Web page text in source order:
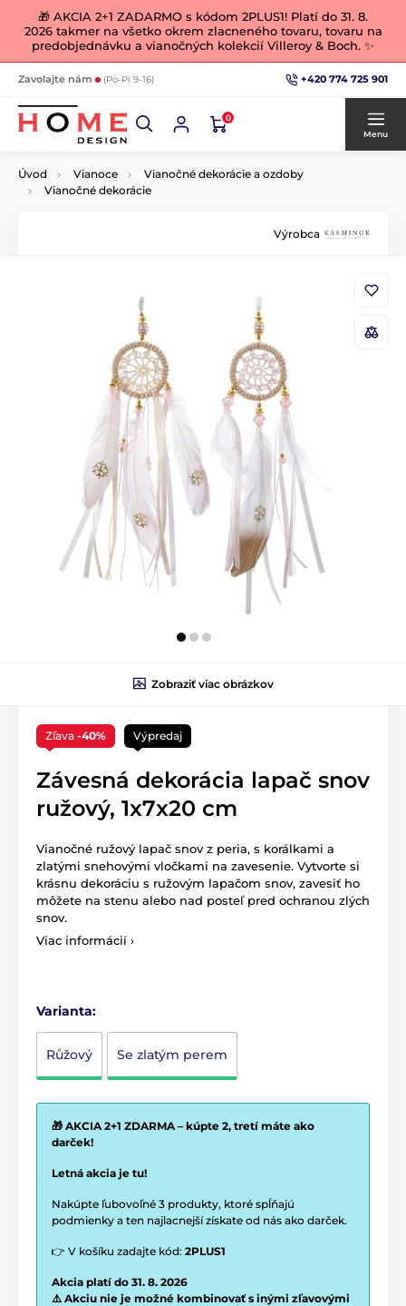
🎁 AKCIA 2+1 ZADARMO s kódom 2PLUS1! Platí do 31. 8.
2026 takmer na všetko okrem zlacneného tovaru, tovaru na
predobjednávku a vianočných kolekcií Villeroy & Boch. ✨
Zavolajte nám (Po-Pi 9-16) +420 774 725 901
0
Menu
Úvod Vianoce
Vianočné dekorácie a ozdoby
Vianočné dekorácie
Výrobca
Zobraziť viac obrázkov
Zľava -40% Výpredaj
Závesná dekorácia lapač snov
ružový, 1x7x20 cm
Vianočné ružový lapač snov z peria, s korálkami a
zlatými snehovými vločkami na zavesenie. Vytvorte si
krásnu dekoráciu s ružovým lapačom snov, zavesiť ho
môžete na stenu alebo nad posteľ pred ochranou zlých
snov.
Viac informácií ›
Varianta:
Růžový Se zlatým perem
🎁 AKCIA 2+1 ZDARMA – kúpte 2, tretí máte ako
darček!
Letná akcia je tu!
Nakúpte ľubovoľné 3 produkty, ktoré spĺňajú
podmienky a ten najlacnejší získate od nás ako darček.
👉 V košíku zadajte kód: 2PLUS1
Akcia platí do 31. 8. 2026
⚠️ Akciu nie je možné kombinovať s inými zľavovými